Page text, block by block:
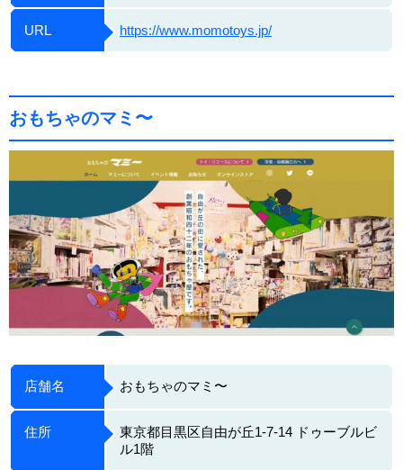
URL https://www.momotoys.jp/
おもちゃのマミ〜
店舗名 おもちゃのマミ〜
住所
​東京都目黒区自由が丘1-7-14 ドゥーブルビ
ル1階